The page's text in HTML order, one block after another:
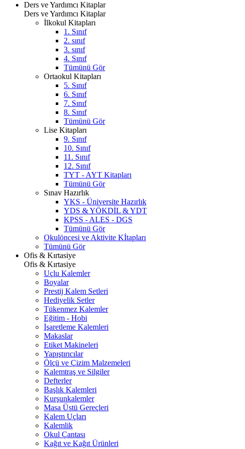
Ders ve Yardımcı Kitaplar
Ders ve Yardımcı Kitaplar
İlkokul Kitapları
1. Sınıf
2. sınıf
3. sınıf
4. Sınıf
Tümünü Gör
Ortaokul Kitapları
5. Sınıf
6. Sınıf
7. Sınıf
8. Sınıf
Tümünü Gör
Lise Kitapları
9. Sınıf
10. Sınıf
11. Sınıf
12. Sınıf
TYT - AYT Kitapları
Tümünü Gör
Sınav Hazırlık
YKS - Üniversite Hazırlık
YDS & YÖKDİL & YDT
KPSS - ALES - DGS
Tümünü Gör
Okulöncesi ve Aktivite Kİtapları
Tümünü Gör
Ofis & Kırtasiye
Ofis & Kırtasiye
Uçlu Kalemler
Boyalar
Prestij Kalem Setleri
Hediyelik Setler
Tükenmez Kalemler
Eğitim - Hobi
İşaretleme Kalemleri
Makaslar
Etiket Makineleri
Yapıştırıcılar
Ölçü ve Çizim Malzemeleri
Kalemtraş ve Silgiler
Defterler
Başlık Kalemleri
Kurşunkalemler
Masa Üstü Gereçleri
Kalem Uçları
Kalemlik
Okul Çantası
Kağıt ve Kağıt Ürünleri